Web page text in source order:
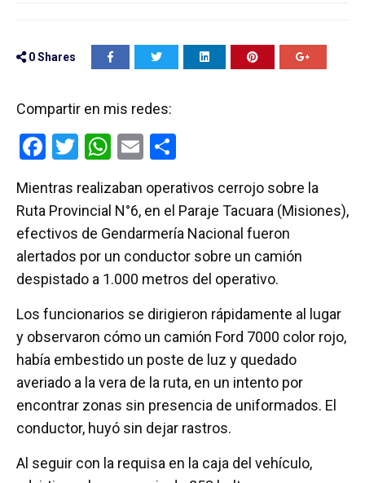
0Shares
Compartir en mis redes:
F
ce
b
o
o
k
T
tt
er
W
at
s
A
p
p
E
ail m
p
ar
tir
Mientras realizaban operativos cerrojo sobre la
Ruta Provincial N°6, en el Paraje Tacuara (Misiones),
efectivos de Gendarmería Nacional fueron
alertados por un conductor sobre un camión
despistado a 1.000 metros del operativo.
Los funcionarios se dirigieron rápidamente al lugar
y observaron cómo un camión Ford 7000 color rojo,
había embestido un poste de luz y quedado
averiado a la vera de la ruta, en un intento por
encontrar zonas sin presencia de uniformados. El
conductor, huyó sin dejar rastros.
Al seguir con la requisa en la caja del vehículo,